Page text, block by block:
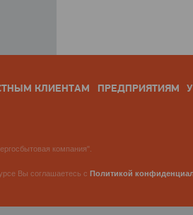
КЛИЕНТАМ ПРЕДПРИЯТИЯМ
компания".
Вы соглашаетесь с Политикой